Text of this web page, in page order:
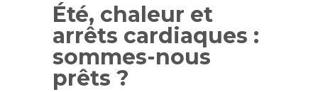
Été, chaleur et
arrêts cardiaques :
sommes-nous
prêts ?